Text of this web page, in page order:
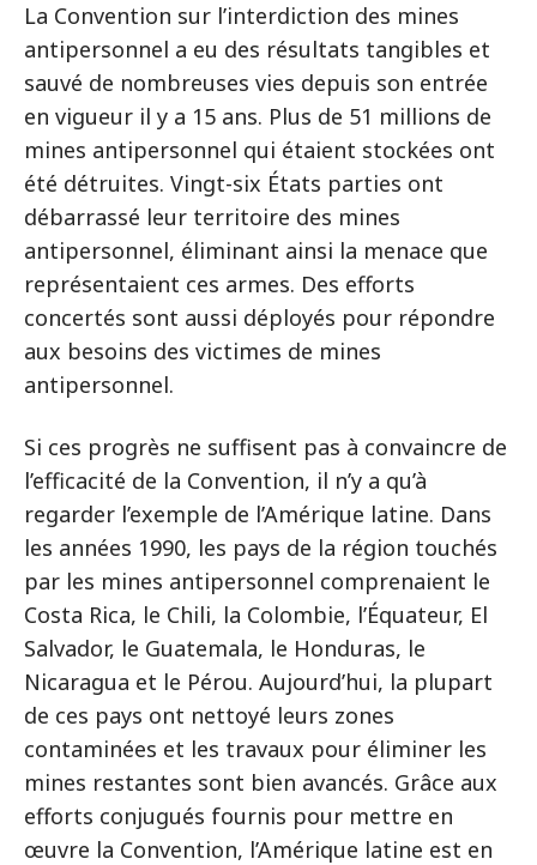
La Convention sur l’interdiction des mines
antipersonnel a eu des résultats tangibles et
sauvé de nombreuses vies depuis son entrée
en vigueur il y a 15 ans. Plus de 51 millions de
mines antipersonnel qui étaient stockées ont
été détruites. Vingt-six États parties ont
débarrassé leur territoire des mines
antipersonnel, éliminant ainsi la menace que
représentaient ces armes. Des efforts
concertés sont aussi déployés pour répondre
aux besoins des victimes de mines
antipersonnel.
Si ces progrès ne suffisent pas à convaincre de
l’efficacité de la Convention, il n’y a qu’à
regarder l’exemple de l’Amérique latine. Dans
les années 1990, les pays de la région touchés
par les mines antipersonnel comprenaient le
Costa Rica, le Chili, la Colombie, l’Équateur, El
Salvador, le Guatemala, le Honduras, le
Nicaragua et le Pérou. Aujourd’hui, la plupart
de ces pays ont nettoyé leurs zones
contaminées et les travaux pour éliminer les
mines restantes sont bien avancés. Grâce aux
efforts conjugués fournis pour mettre en
œuvre la Convention, l’Amérique latine est en